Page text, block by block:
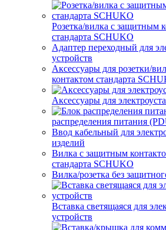
Розетка/вилка с защитным
стандарта SCHUKO
Адаптер переходный для
устройств
Аксессуары для розетки/
контактом стандарта
Аксессуары для
распределения питания
Ввод кабельный для
изделий
Вилка с защитным
стандарта SCHUKO
Вилка/розетка без
Вставка светящаяся для
устройств